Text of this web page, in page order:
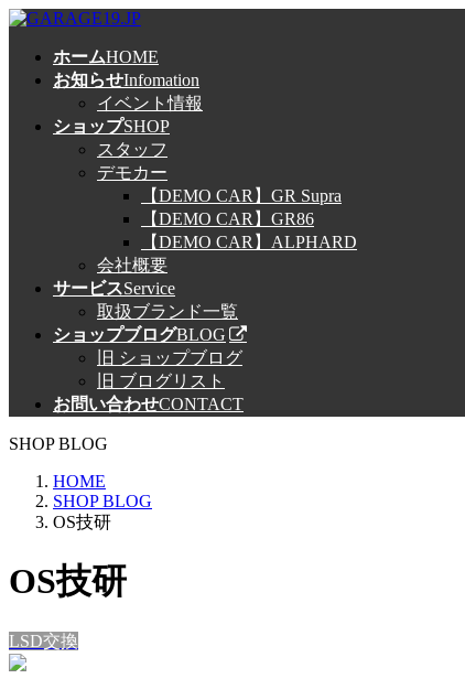
コ
ナ
ホームHOME
お知らせInfomation
イベント情報
ショップSHOP
スタッフ
デモカー
【DEMO CAR】GR Supra
【DEMO CAR】GR86
【DEMO CAR】ALPHARD
会社概要
サービスService
取扱ブランド一覧
ショップブログBLOG
旧 ショップブログ
旧 ブログリスト
お問い合わせCONTACT
SHOP BLOG
HOME
SHOP BLOG
OS技研
OS技研
LSD交換